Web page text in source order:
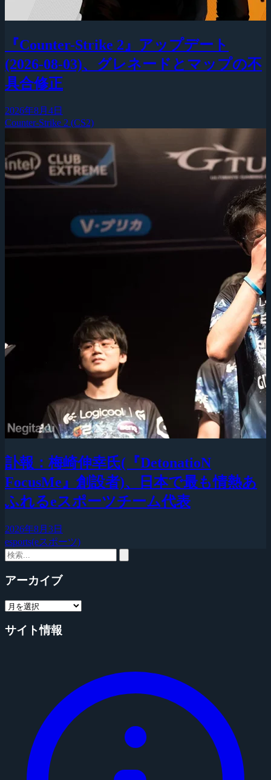
『Counter-Strike 2』アップデート
(2026-08-03)、グレネードとマップの不
具合修正
2026年8月4日
Counter-Strike 2 (CS2)
訃報：梅崎伸幸氏(『DetonatioN
FocusMe』創設者)、日本で最も情熱あ
ふれるeスポーツチーム代表
2026年8月3日
esports(eスポーツ)
アーカイブ
サイト情報